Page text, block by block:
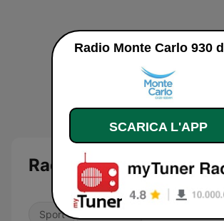
Radio Monte Carlo 930
Sport
SCARICA L'APP